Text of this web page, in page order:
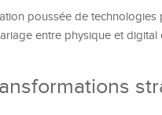
poussée de technologies
entre physique et